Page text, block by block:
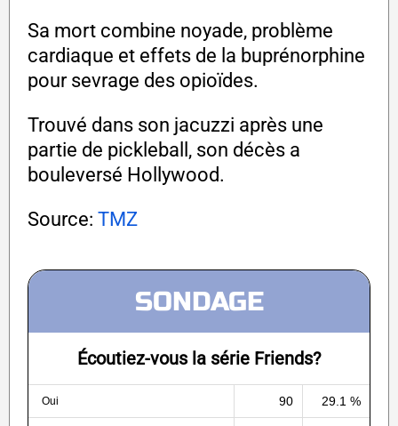
Sa mort combine noyade, problème
cardiaque et effets de la buprénorphine
pour sevrage des opioïdes.
Trouvé dans son jacuzzi après une
partie de pickleball, son décès a
bouleversé Hollywood.
Source: TMZ
SONDAGE
Écoutiez-vous la série Friends?
Oui 90 29.1 %